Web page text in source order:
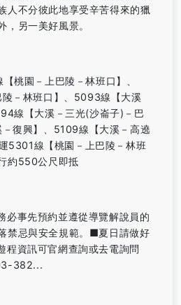
人不分彼此地享受辛苦得來的獵
，另一美好風景。
桃園－上巴陵－林班口】、
－林班口】、5093線【大溪
線【大溪－三光(沙崙子)－巴
復興】、5109線【大溪－高遶
5301線【桃園－上巴陵－林班
約550公尺即抵
必事先預約並遵從導覽解說員的
禁忌與安全規範。■夏日請做好
程資訊可官網查詢或去電詢問
382...